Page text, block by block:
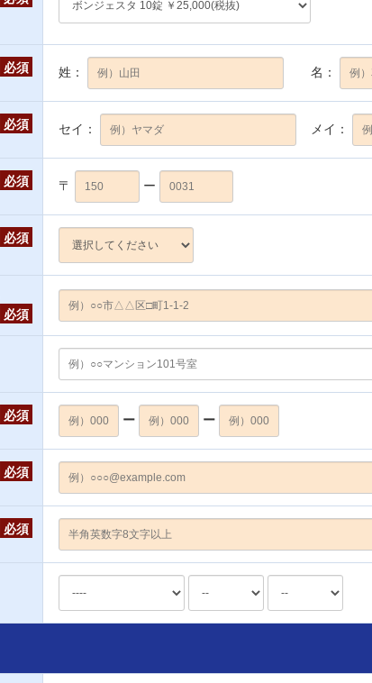
必須 姓： 名：
必須 セイ： メイ：
必須 〒 ー
必須
必須
必須 ー ー
必須
必須